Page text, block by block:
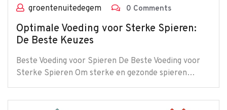
groentenuitedegem 0 Comments
Optimale Voeding voor Sterke Spieren:
De Beste Keuzes
Beste Voeding voor Spieren De Beste Voeding voor
Sterke Spieren Om sterke en gezonde spieren…